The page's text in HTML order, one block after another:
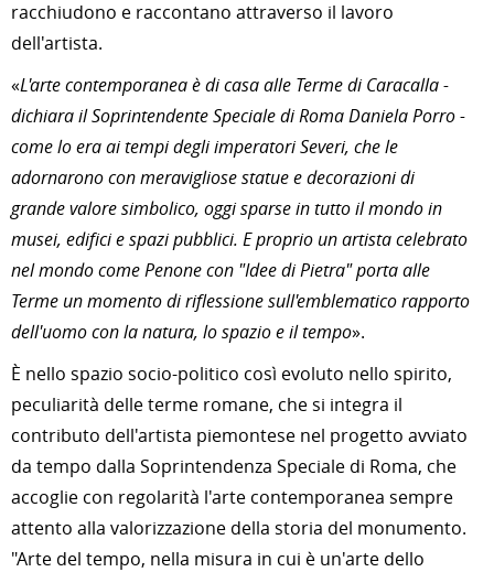
racchiudono e raccontano attraverso il lavoro
dell'artista.
«L'arte contemporanea è di casa alle Terme di Caracalla -
dichiara il Soprintendente Speciale di Roma Daniela Porro -
come lo era ai tempi degli imperatori Severi, che le
adornarono con meravigliose statue e decorazioni di
grande valore simbolico, oggi sparse in tutto il mondo in
musei, edifici e spazi pubblici. E proprio un artista celebrato
nel mondo come Penone con "Idee di Pietra" porta alle
Terme un momento di riflessione sull'emblematico rapporto
dell'uomo con la natura, lo spazio e il tempo».
È nello spazio socio-politico così evoluto nello spirito,
peculiarità delle terme romane, che si integra il
contributo dell'artista piemontese nel progetto avviato
da tempo dalla Soprintendenza Speciale di Roma, che
accoglie con regolarità l'arte contemporanea sempre
attento alla valorizzazione della storia del monumento.
"Arte del tempo, nella misura in cui è un'arte dello